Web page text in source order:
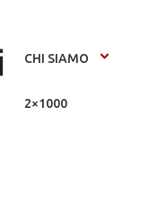
CHI SIAMO
2×1000